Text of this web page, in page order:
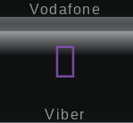
Vodafone
Viber